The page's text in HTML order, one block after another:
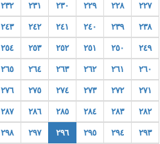
٢٢٧ ٢٢٨ ٢٢٩ ٢٣٠ ٢٣١ ٢٣٢
٢٣٨ ٢٣٩ ٢٤٠ ٢٤١ ٢٤٢ ٢٤٣
٢٤٩ ٢٥٠ ٢٥١ ٢٥٢ ٢٥٣ ٢٥٤
٢٦٠ ٢٦١ ٢٦٢ ٢٦٣ ٢٦٤ ٢٦٥
٢٧١ ٢٧٢ ٢٧٣ ٢٧٤ ٢٧٥ ٢٧٦
٢٨٢ ٢٨٣ ٢٨٤ ٢٨٥ ٢٨٦ ٢٨٧
٢٩٣ ٢٩٤ ٢٩٥ ٢٩٦ ٢٩٧ ٢٩٨